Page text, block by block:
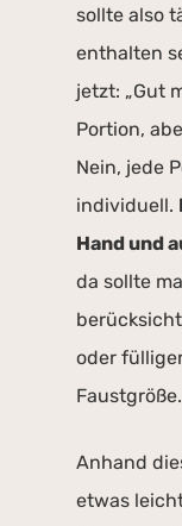
sollte also
enthalten
jetzt: „Gut
Portion,
Nein, jede
individuell.
Hand und
da sollte
oder
Faustgröße.
Anhand
etwas